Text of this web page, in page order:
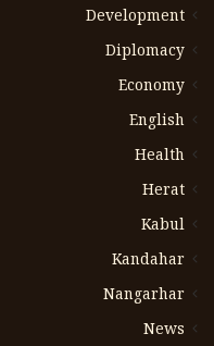
Development
Diplomacy
Economy
English
Health
Herat
Kabul
Kandahar
Nangarhar
News